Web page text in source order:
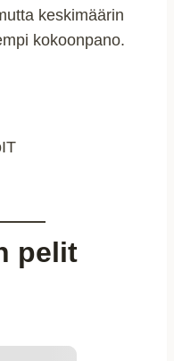
keskimäärin
kokoonpano.
pelit